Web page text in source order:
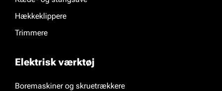
Hækkeklippere
Trimmere
Elektrisk værktøj
Boremaskiner og skruetrækkere